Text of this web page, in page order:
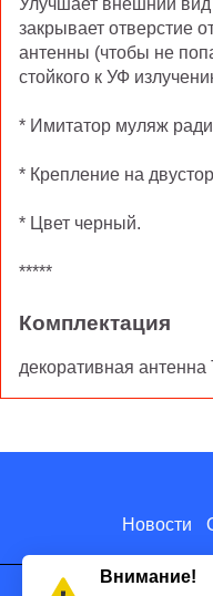
Улучшает внешний вид
закрывает отверстие
антенны (чтобы не
стойкого к УФ
* Имитатор муляж
* Крепление на
* Цвет черный.
*****
Комплектация
декоративная
Новости
8-
Внимание!